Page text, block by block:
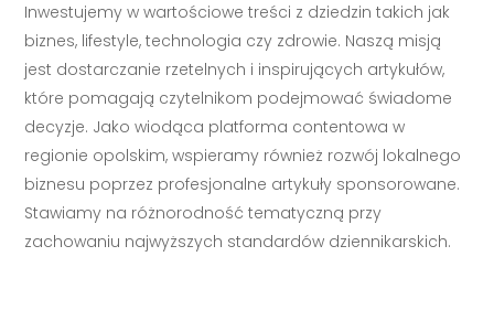
Inwestujemy w wartościowe treści z dziedzin takich jak
biznes, lifestyle, technologia czy zdrowie. Naszą misją
jest dostarczanie rzetelnych i inspirujących artykułów,
które pomagają czytelnikom podejmować świadome
decyzje. Jako wiodąca platforma contentowa w
regionie opolskim, wspieramy również rozwój lokalnego
biznesu poprzez profesjonalne artykuły sponsorowane.
Stawiamy na różnorodność tematyczną przy
zachowaniu najwyższych standardów dziennikarskich.